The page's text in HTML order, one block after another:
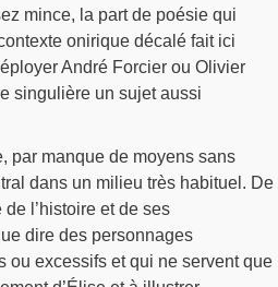
mince, la part de poésie qui
onirique décalé fait ici
André Forcier ou Olivier
singulière un sujet aussi
par manque de moyens sans
dans un milieu très habituel. De
l’histoire et de ses
dire des personnages
ou excessifs et qui ne servent que